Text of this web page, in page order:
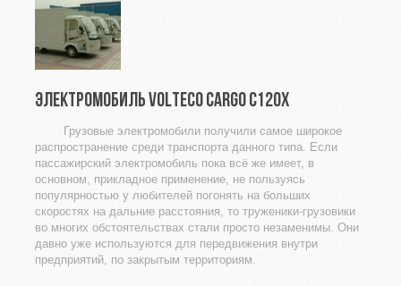
ЭЛЕКТРОМОБИЛЬ VOLTECO CARGO C120X
Грузовые электромобили получили самое широкое
распространение среди транспорта данного типа. Если
пассажирский электромобиль пока всё же имеет, в
основном, прикладное применение, не пользуясь
популярностью у любителей погонять на больших
скоростях на дальние расстояния, то труженики-грузовики
во многих обстоятельствах стали просто незаменимы. Они
давно уже используются для передвижения внутри
предприятий, по закрытым территориям.